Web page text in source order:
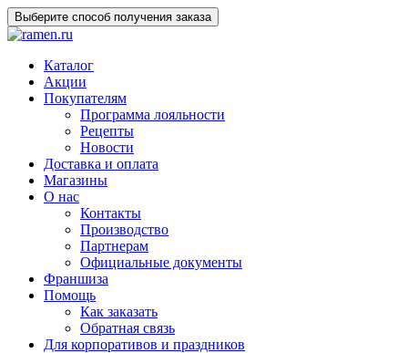
Выберите способ получения заказа
Каталог
Акции
Покупателям
Программа лояльности
Рецепты
Новости
Доставка и оплата
Магазины
О нас
Контакты
Производство
Партнерам
Официальные документы
Франшиза
Помощь
Как заказать
Обратная связь
Для корпоративов и праздников